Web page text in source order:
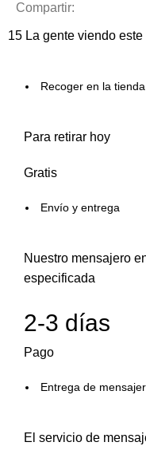
Compartir:
15 La gente viendo
Recoger en la tienda
Para retirar hoy
Gratis
Envío y entrega
Nuestro mensajero
especificada
2-3 días
Pago
Entrega de
El servicio de